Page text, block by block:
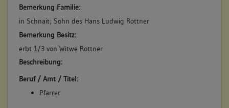
4. Bauphase:
(1726)
"Herr Oxenwürth Mack" verkauft und vertauscht die
Grimm: "Eine Behausung und Keller, unten in der Statt, die
Rothnerische Herberg genannt, neben gemeiner Gassen und
Bemerkung Familie:
in Schnait; Sohn des Hans Ludwig Rottner
Bemerkung Besitz:
erbt 1/3 von Witwe Rottner
Beschreibung:
Beruf / Amt / Titel:
Pfarrer